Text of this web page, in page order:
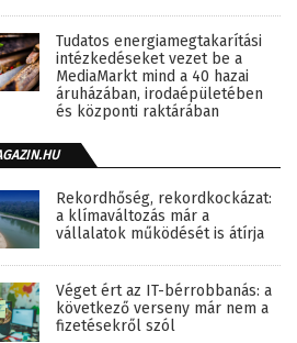
Tudatos energiamegtakarítási
intézkedéseket vezet be a
MediaMarkt mind a 40 hazai
áruházában, irodaépületében
és központi raktárában
Rekordhőség, rekordkockázat:
a klímaváltozás már a
vállalatok működését is átírja
Véget ért az IT-bérrobbanás: a
következő verseny már nem a
fizetésekről szól